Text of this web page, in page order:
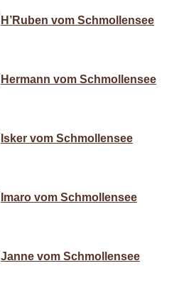
H’Ruben vom Schmollensee
Hermann vom Schmollensee
Isker vom Schmollensee
Imaro vom Schmollensee
Janne vom Schmollensee